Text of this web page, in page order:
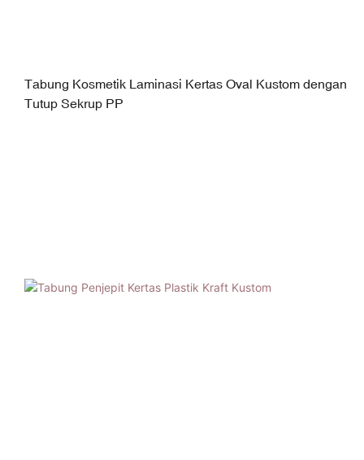
Tabung Kosmetik Laminasi Kertas Oval Kustom dengan
Tutup Sekrup PP